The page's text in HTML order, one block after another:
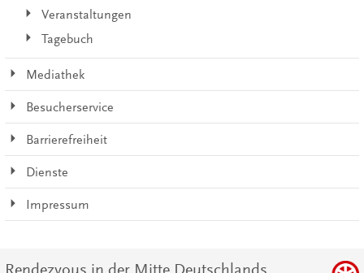
Veranstaltungen
Tagebuch
Mediathek
Besucherservice
Barrierefreiheit
Dienste
Impressum